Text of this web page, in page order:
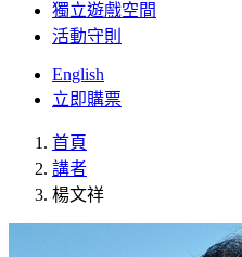
獨立遊戲空間
活動守則
English
立即購票
首頁
講者
楊文祥